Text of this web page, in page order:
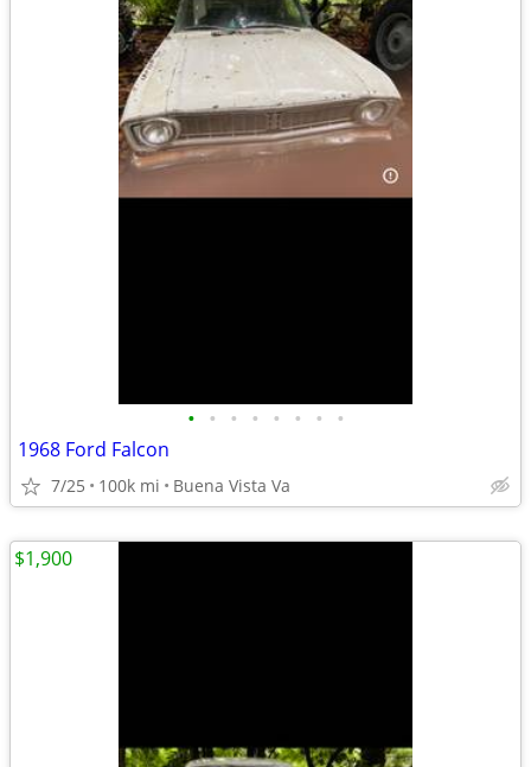
• • • • • • • •
1968 Ford Falcon
7/25 100k mi Buena Vista Va
$1,900